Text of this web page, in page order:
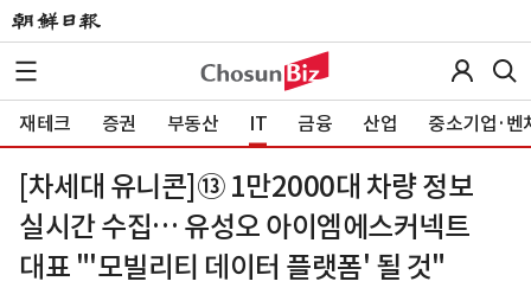
재테크 증권 부동산 IT 금융 산업 중소기업·벤
[차세대 유니콘]⑬ 1만2000대 차량 정보
실시간 수집… 유성오 아이엠에스커넥트
대표 "'모빌리티 데이터 플랫폼' 될 것"